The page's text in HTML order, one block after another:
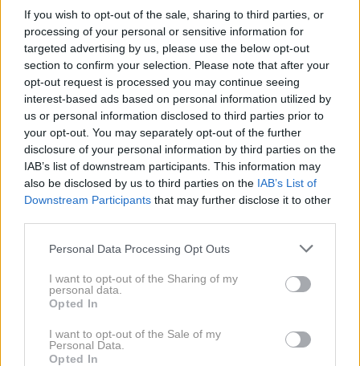
If you wish to opt-out of the sale, sharing to third parties, or
processing of your personal or sensitive information for
targeted advertising by us, please use the below opt-out
section to confirm your selection. Please note that after your
opt-out request is processed you may continue seeing
interest-based ads based on personal information utilized by
us or personal information disclosed to third parties prior to
your opt-out. You may separately opt-out of the further
disclosure of your personal information by third parties on the
IAB’s list of downstream participants. This information may
also be disclosed by us to third parties on the IAB’s List of
Downstream Participants that may further disclose it to other
Please note that this website/app uses one or more Google
not limited to your visit or usage behaviour. You may click to
grant or deny consent to Google and its third-party tags to
use your data for below specified purposes in below Google
consent section.
Personal Data Processing Opt Outs
I want to opt-out of the Sharing of my
personal data.
Opted In
I want to opt-out of the Sale of my
Personal Data.
Opted In
pred dirko svetovnega prvenstva v F1 za veliko
nagrado Monaka. To so obeležili na spektaluren način
z več kot 3000 droni.
View this post on Instagram